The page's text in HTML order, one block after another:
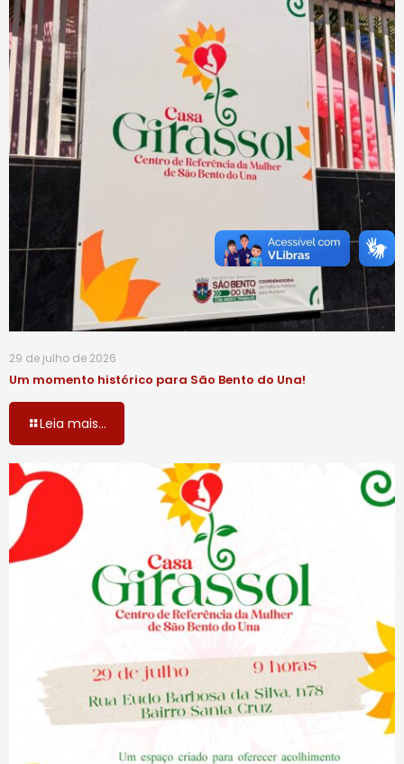
29 de julho de 2026
Um momento histórico para São Bento do Una!
Leia mais...